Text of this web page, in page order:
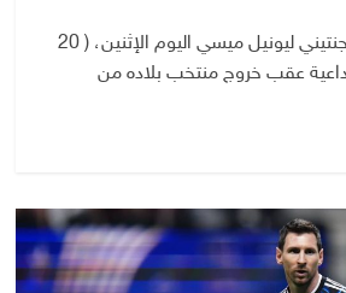
نشر قائد المنتخب الأرجنتيني ليونيل ميسي اليوم الإثنين، ( 20